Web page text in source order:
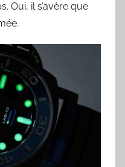
Oui, il s’avère que